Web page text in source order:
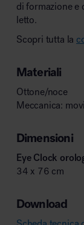
di formazione e
letto.
Scopri tutta la
Materiali
Ottone/noce
Meccanica:
Dimensioni
Eye Clock
34 x 76 cm
Download